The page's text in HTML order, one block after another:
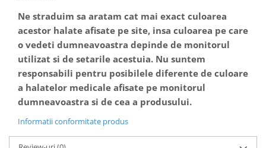
Ne straduim sa aratam cat mai exact culoarea
acestor halate afisate pe site, insa culoarea pe care
o vedeti dumneavoastra depinde de monitorul
utilizat si de setarile acestuia. Nu suntem
responsabili pentru posibilele diferente de culoare
a halatelor medicale afisate pe monitorul
dumneavoastra si de cea a produsului.
Informatii conformitate produs